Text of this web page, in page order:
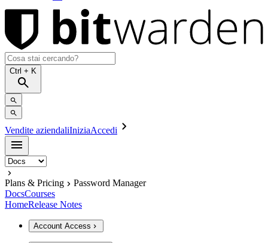
Ctrl + K
Vendite aziendaliIniziaAccedi
Plans & Pricing
Password Manager
DocsCourses
HomeRelease Notes
Account Access